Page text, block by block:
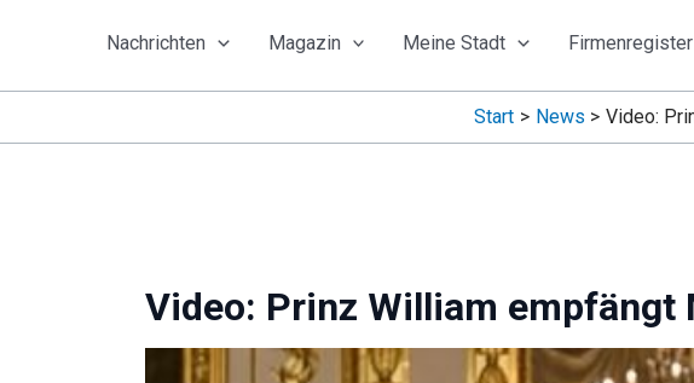
Nachrichten Magazin Meine Stadt Firmenregister
Start News Video:
Video: Prinz William